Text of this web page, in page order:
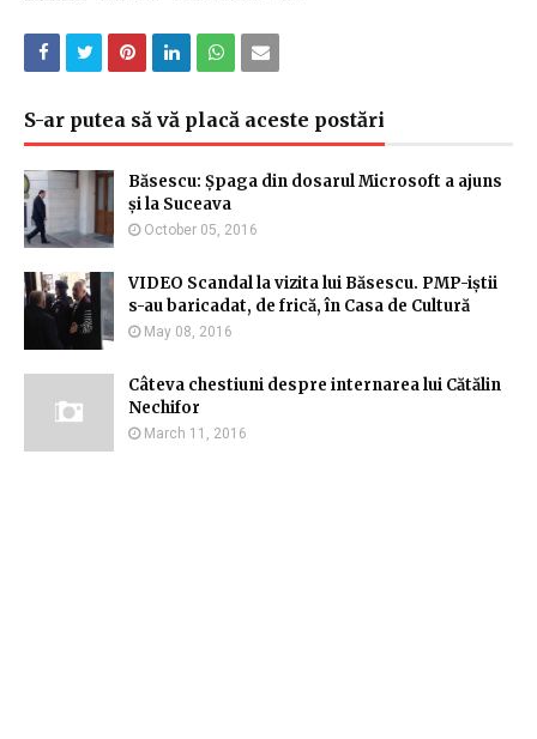
S-ar putea să vă placă aceste postări
Băsescu: Șpaga din dosarul Microsoft a ajuns
și la Suceava
October 05, 2016
VIDEO Scandal la vizita lui Băsescu. PMP-iștii
s-au baricadat, de frică, în Casa de Cultură
May 08, 2016
Câteva chestiuni despre internarea lui Cătălin
Nechifor
March 11, 2016